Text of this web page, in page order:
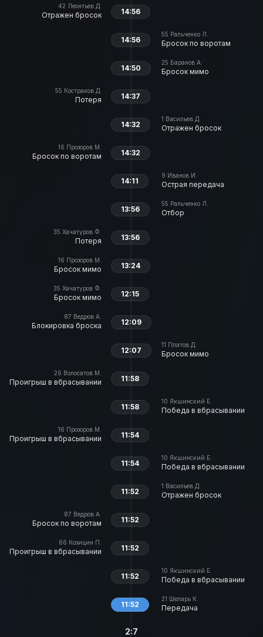
42 Леонтьев Д.
Отражен бросок 14:56
55 Ральченко Л.
Бросок по воротам
14:56
25 Баранов А.
Бросок мимо
14:50
55 Костраков Д.
Потеря 14:37
1 Васильев Д.
Отражен бросок
14:32
16 Прозоров М.
Бросок по воротам 14:32
9 Иванов И.
Острая передача
14:11
55 Ральченко Л.
Отбор
13:56
35 Хачатуров Ф.
Потеря 13:56
16 Прозоров М.
Бросок мимо 13:24
35 Хачатуров Ф.
Бросок мимо 12:15
87 Ведров А.
Блокировка броска 12:09
11 Платов Д.
Бросок мимо
12:07
26 Волосатов М.
Проигрыш в вбрасывании 11:58
10 Якшинский Е.
Победа в вбрасывании
11:58
16 Прозоров М.
Проигрыш в вбрасывании 11:54
10 Якшинский Е.
Победа в вбрасывании
11:54
1 Васильев Д.
Отражен бросок
11:52
87 Ведров А.
Бросок по воротам 11:52
66 Козицин П.
Проигрыш в вбрасывании 11:52
10 Якшинский Е.
Победа в вбрасывании
11:52
21 Шеларь К.
Передача
11:52
2:7